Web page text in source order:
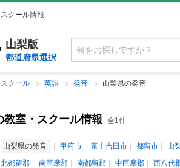
クール情報
山梨版
都道府県選択
クール 英語 発音 山梨県の発音
教室・スクール情報 全1件
山梨県の発音 甲府市 富士吉田市 都留市 山
北都留郡
南巨摩郡 南都留郡 中巨摩郡 西八代